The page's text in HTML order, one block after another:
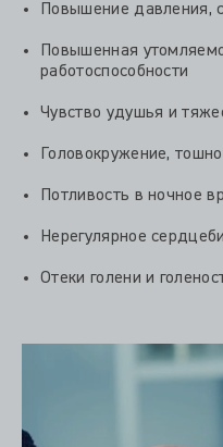
Повышение давления,
Повышенная
работоспособности
Чувство удушья и
Головокружение,
Потливость в ночное
Нерегулярное
Отеки голени и